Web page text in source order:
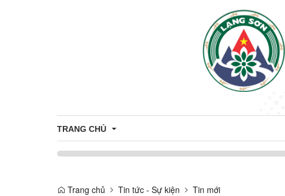
TRANG CHỦ
Trang chủ Tin tức - Sự kiện Tin mới